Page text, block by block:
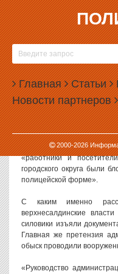
Главная Статьи
Новости партнеров
2000-2026
10.02.2017, 09:47
МЭРИЯ ВЕРХНЕЙ
ОБЫСК С
Администрация города
об обыске, который
города выразили
вооруженными людьми и
Как говорится в
«работники и
городского округа были
полицейской форме».
С каким именно
верхнесалдинские
силовики изъяли
Главная же претензия
обыск проводили
«Руководство